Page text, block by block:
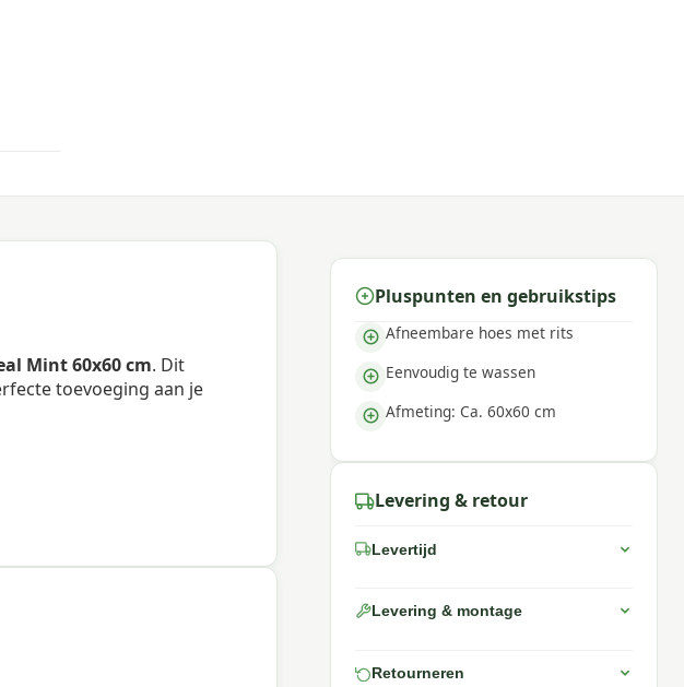
Mint 60x60 cm. Dit
toevoeging aan je
Pluspunten en gebruikstips
Afneembare hoes met rits
Eenvoudig te wassen
Afmeting: Ca. 60x60 cm
Levering & retour
Levertijd
Levering & montage
Retourneren